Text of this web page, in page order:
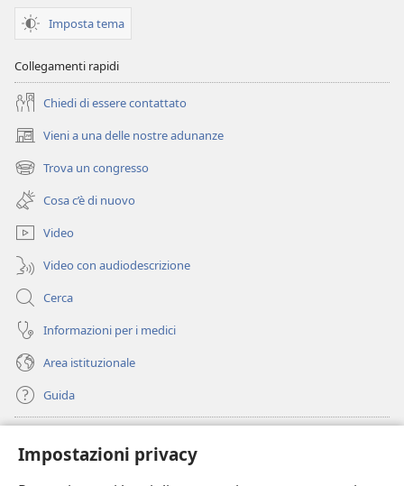
Impostazioni privacy
Imposta tema
Collegamenti rapidi
Chiedi di essere contattato
Vieni a una delle nostre adunanze
(apre
una
nuova
finestra)
Trova un congresso
(apre
una
nuova
finestra)
Cosa c’è di nuovo
Video
Video con audiodescrizione
Cerca
Informazioni per i medici
Area istituzionale
Guida
(apre
una
nuova